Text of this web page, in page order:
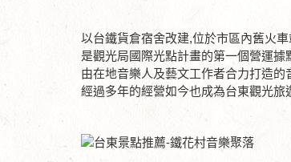
以台鐵貨倉宿舍改建,位於市區內舊火
是觀光局國際光點計畫的第一個營運據
由在地音樂人及藝文工作者合力打造的
經過多年的經營如今也成為台東觀光旅